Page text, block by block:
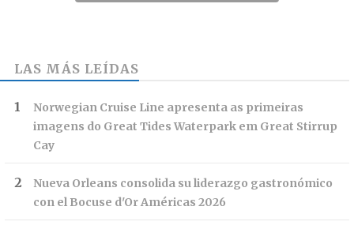
LAS MÁS LEÍDAS
Norwegian Cruise Line apresenta as primeiras
imagens do Great Tides Waterpark em Great Stirrup
Cay
Nueva Orleans consolida su liderazgo gastronómico
con el Bocuse d'Or Américas 2026